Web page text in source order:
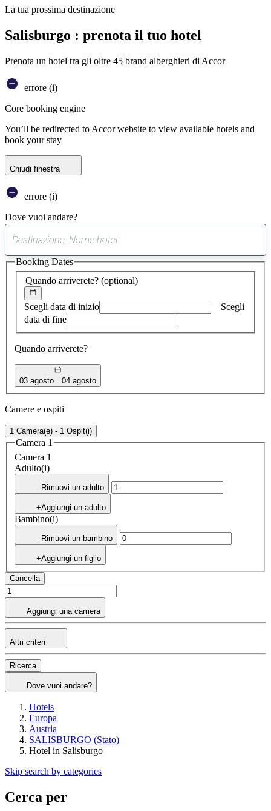
La tua prossima destinazione
Salisburgo : prenota il tuo hotel
Prenota un hotel tra gli oltre 45 brand alberghieri di Accor
errore (i)
Core booking engine
You’ll be redirected to Accor website to view available hotels and
book your stay
Chiudi finestra
errore (i)
Dove vuoi andare?
suggerimento
trovato
Quando arriverete? (optional)
Scegli data di inizio
Scegli
data di fine
Quando arriverete?
03 agosto 04 agosto
Booking Dates
Camere e ospiti
1 Camera(e) - 1 Ospit(i)
Camera 1
Camera 1
Adulto(i)
- Rimuovi un adulto
+Aggiungi un adulto
Bambino(i)
- Rimuovi un bambino
+Aggiungi un figlio
Cancella
Aggiungi una camera
Altri criteri
Ricerca
Dove vuoi andare?
Hotels
Europa
Austria
SALISBURGO (Stato)
Hotel in Salisburgo
Skip search by categories
Cerca per